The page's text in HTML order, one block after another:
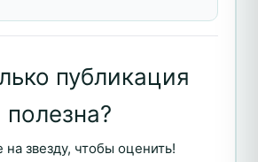
публикация
полезна?
звезду, чтобы оценить!